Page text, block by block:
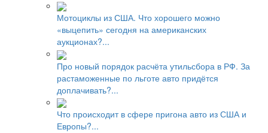
Мотоциклы из США. Что хорошего можно
«выцепить» сегодня на американских
аукционах?...
Про новый порядок расчёта утильсбора в РФ. За
растаможенные по льготе авто придётся
доплачивать?...
Что происходит в сфере пригона авто из США и
Европы?...